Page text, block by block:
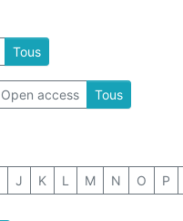
Tous
Open access Tous
J K L M N O P